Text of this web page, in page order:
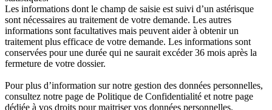
Les informations dont le champ de saisie est suivi d’un astérisque
sont nécessaires au traitement de votre demande. Les autres
informations sont facultatives mais peuvent aider à obtenir un
traitement plus efficace de votre demande. Les informations sont
conservées pour une durée qui ne saurait excéder 36 mois après la
fermeture de votre dossier.
Pour plus d’information sur notre gestion des données personnelles,
consultez notre page de Politique de Confidentialité et notre page
dédiée à vos droits pour maitriser vos données personnelles.